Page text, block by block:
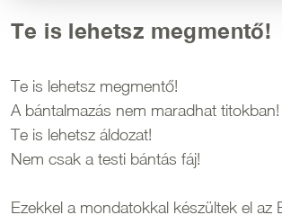
Te is lehetsz megmentő!
Te is lehetsz megmentő!
A bántalmazás nem maradhat titokban!
Te is lehetsz áldozat!
Nem csak a testi bántás fáj!
Ezekkel a mondatokkal készültek el az